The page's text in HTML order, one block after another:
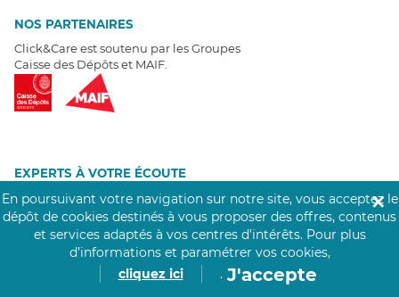
NOS PARTENAIRES
Click&Care est soutenu par les Groupes
Caisse des Dépôts et MAIF.
EXPERTS À VOTRE ÉCOUTE
Un besoin de recrutement ? Click&Care vous accompagne par
téléphone 7/7.
Être rappelé aujourd'hui
MOIGNAGES CLIENTS
En poursuivant votre navigation sur notre site, vous acceptez le
dépôt de cookies destinés à vous proposer des offres, contenus
et services adaptés à vos centres d’intérêts. Pour plus
d’informations et paramétrer vos cookies,
cliquez ici
. J'accepte
✕